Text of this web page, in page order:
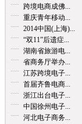
跨境电商成佛...
重庆青年移动...
2014中国(上海)...
“双11”后遗症...
湖南省旅游电...
省商务厅举办...
江苏跨境电子...
首届齐鲁电商...
浙江出台电子...
中国徐州电子...
河北电子商务...